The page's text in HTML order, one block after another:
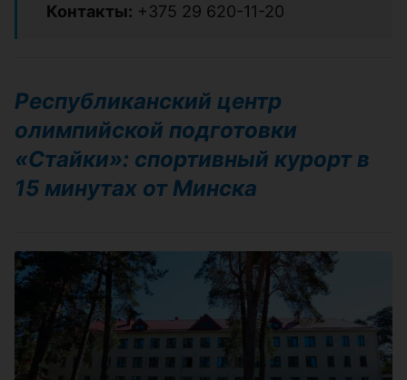
Контакты: +375 29 620-11-20
Республиканский центр
олимпийской подготовки
«Стайки»: спортивный курорт в
15 минутах от Минска